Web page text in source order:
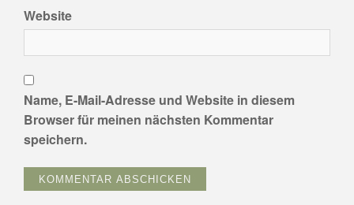
Website
Name, E-Mail-Adresse und Website in diesem
Browser für meinen nächsten Kommentar
speichern.